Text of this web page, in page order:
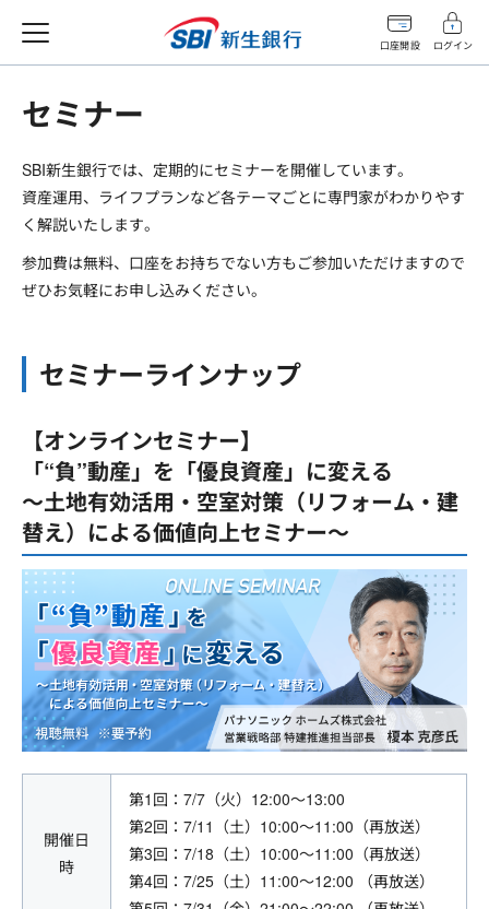
口座開設 ログイン
セミナー
SBI新生銀行では、定期的にセミナーを開催しています。
資産運用、ライフプランなど各テーマごとに専門家がわかりやす
く解説いたします。
参加費は無料、口座をお持ちでない方もご参加いただけますので
ぜひお気軽にお申し込みください。
セミナーラインナップ
【オンラインセミナー】
「“負”動産」を「優良資産」に変える
～土地有効活用・空室対策（リフォーム・建
替え）による価値向上セミナー～
開催日
時
第1回：7/7（火）12:00～13:00
第2回：7/11（土）10:00～11:00（再放送）
第3回：7/18（土）10:00～11:00（再放送）
第4回：7/25（土）11:00～12:00 （再放送）